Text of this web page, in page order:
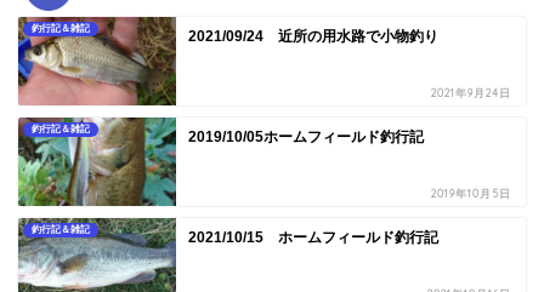
釣行記＆雑記 2021/09/24 近所の用水路で小物釣り
2021年9月24日
釣行記＆雑記 2019/10/05ホームフィールド釣行記
2019年10月5日
釣行記＆雑記 2021/10/15 ホームフィールド釣行記